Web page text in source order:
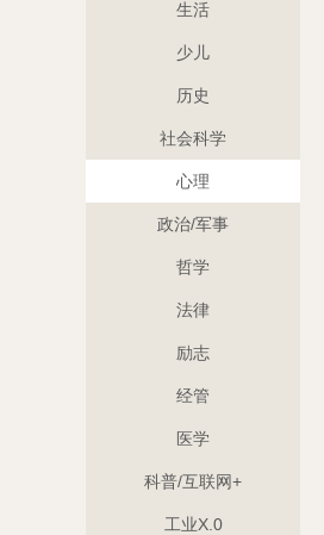
生活
少儿
历史
社会科学
心理
政治/军事
哲学
法律
励志
经管
医学
科普/互联网+
工业X.0